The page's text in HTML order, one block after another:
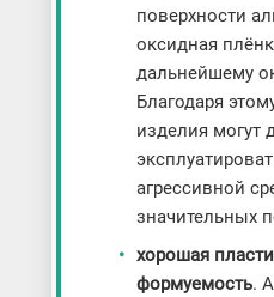
поверхности
оксидная
дальнейшему
Благодаря
изделия могут
агрессивной
значительных
хорошая
формуемость.